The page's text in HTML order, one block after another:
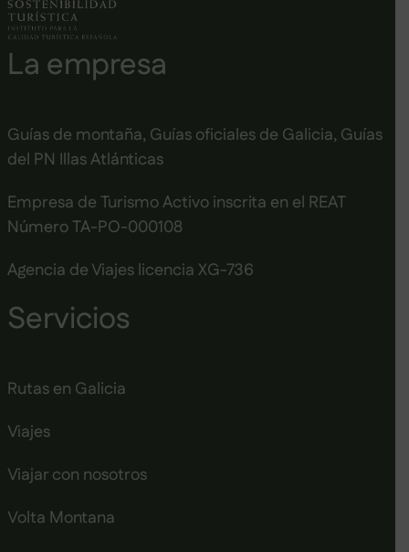
La empresa
Guías de montaña, Guías oficiales de Galicia, Guías
del PN Illas Atlánticas
Empresa de Turismo Activo inscrita en el REAT
Número TA-PO-000108
Agencia de Viajes licencia XG-736
Servicios
Rutas en Galicia
Viajes
Viajar con nosotros
Volta Montana